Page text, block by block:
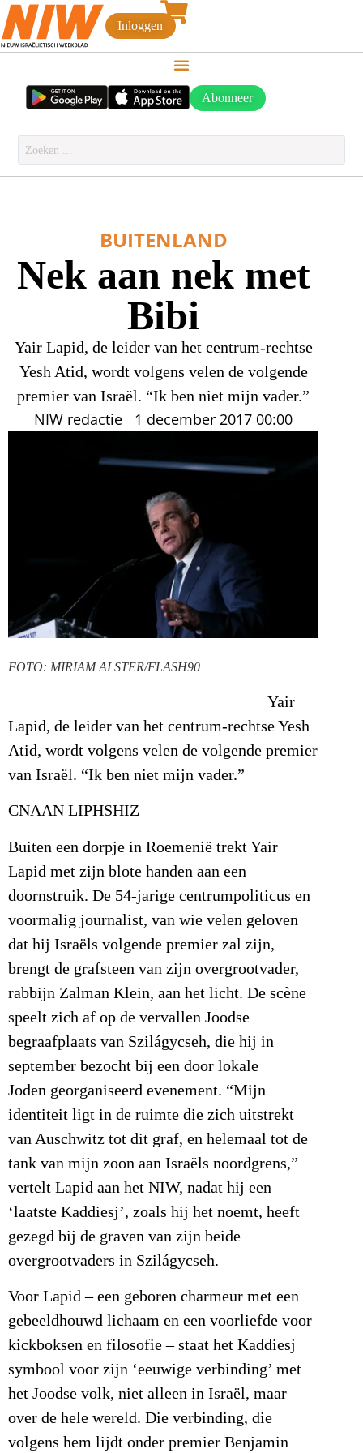
Inloggen
Abonneer
BUITENLAND
Nek aan nek met
Bibi
Yair Lapid, de leider van het centrum-rechtse
Yesh Atid, wordt volgens velen de volgende
premier van Israël. “Ik ben niet mijn vader.”
NIW redactie 1 december 2017 00:00
FOTO: MIRIAM ALSTER/FLASH90
Yair
Lapid, de leider van het centrum-rechtse Yesh
Atid, wordt volgens velen de volgende premier
van Israël. “Ik ben niet mijn vader.”
CNAAN LIPHSHIZ
Buiten een dorpje in Roemenië trekt Yair
Lapid met zijn blote handen aan een
doornstruik. De 54-jarige centrumpoliticus en
voormalig journalist, van wie velen geloven
dat hij Israëls volgende premier zal zijn,
brengt de grafsteen van zijn overgrootvader,
rabbijn Zalman Klein, aan het licht. De scène
speelt zich af op de vervallen Joodse
begraafplaats van Szilágycseh, die hij in
september bezocht bij een door lokale
Joden georganiseerd evenement. “Mijn
identiteit ligt in de ruimte die zich uitstrekt
van Auschwitz tot dit graf, en helemaal tot de
tank van mijn zoon aan Israëls noordgrens,”
vertelt Lapid aan het NIW, nadat hij een
‘laatste Kaddiesj’, zoals hij het noemt, heeft
gezegd bij de graven van zijn beide
overgrootvaders in Szilágycseh.
Voor Lapid – een geboren charmeur met een
gebeeldhouwd lichaam en een voorliefde voor
kickboksen en filosofie – staat het Kaddiesj
symbool voor zijn ‘eeuwige verbinding’ met
het Joodse volk, niet alleen in Israël, maar
over de hele wereld. Die verbinding, die
volgens hem lijdt onder premier Benjamin